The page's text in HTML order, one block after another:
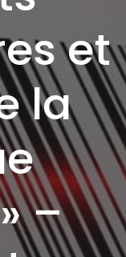
et
la
–